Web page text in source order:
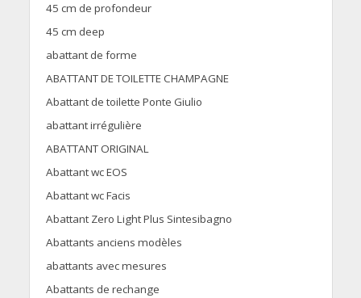
45 cm de profondeur
45 cm deep
abattant de forme
ABATTANT DE TOILETTE CHAMPAGNE
Abattant de toilette Ponte Giulio
abattant irrégulière
ABATTANT ORIGINAL
Abattant wc EOS
Abattant wc Facis
Abattant Zero Light Plus Sintesibagno
Abattants anciens modèles
abattants avec mesures
Abattants de rechange